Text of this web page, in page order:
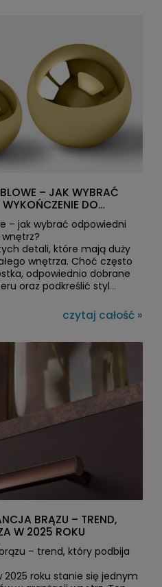
– JAK WYBRAĆ
DO
– jak wybrać odpowiedni
detali, które mają duży
wnętrza. Choć często
odpowiednio dobrane
oraz podkreślić styl
kształtów, materiałów i
łatwością można je
gałki meblowe do
pełniły funkcję
czytaj całość »
BRĄZU – TREND,
W 2025 ROKU
– trend, który podbija
2025 roku stanie się jednym